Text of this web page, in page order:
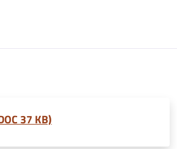
37 KB)